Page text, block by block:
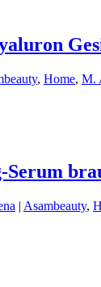
, Home, M.
Serum
| Asambeauty,